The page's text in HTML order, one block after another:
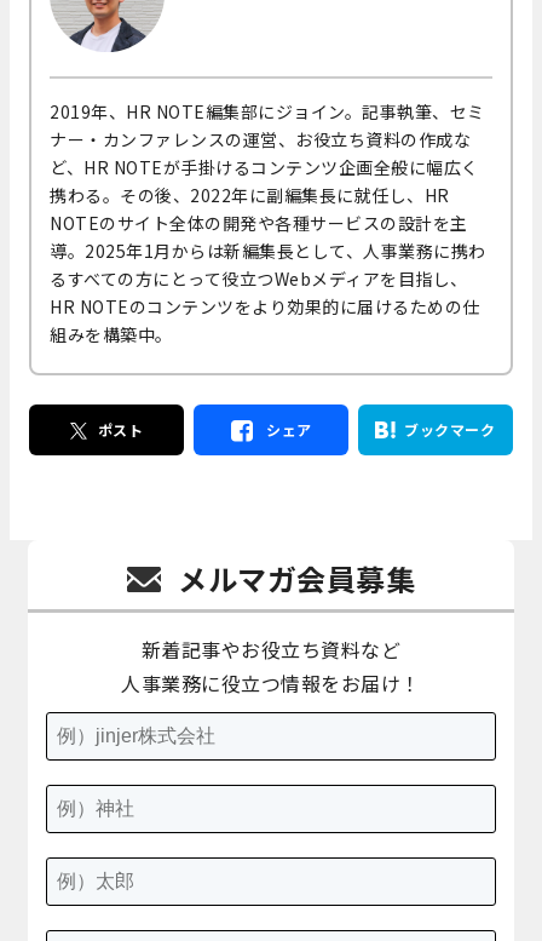
2019年、HR NOTE編集部にジョイン。記事執筆、セミ
ナー・カンファレンスの運営、お役立ち資料の作成な
ど、HR NOTEが手掛けるコンテンツ企画全般に幅広く
携わる。その後、2022年に副編集長に就任し、HR
NOTEのサイト全体の開発や各種サービスの設計を主
導。2025年1月からは新編集長として、人事業務に携わ
るすべての方にとって役立つWebメディアを目指し、
HR NOTEのコンテンツをより効果的に届けるための仕
組みを構築中。
ポスト シェア ブックマーク
メルマガ会員募集
新着記事やお役立ち資料など
人事業務に役立つ情報をお届け！